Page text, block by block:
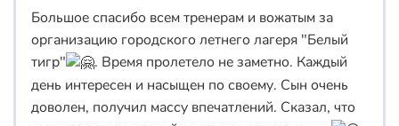
Большое спасибо всем тренерам и вожатым за
организацию городского летнего лагеря "Белый
тигр"
. Время пролетело не заметно. Каждый
день интересен и насыщен по своему. Сын очень
доволен, получил массу впечатлений. Сказал, что